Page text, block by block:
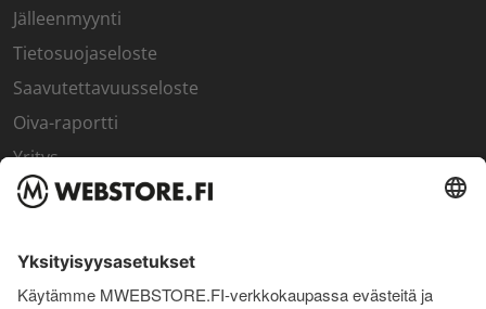
Jälleenmyynti
Tietosuojaseloste
Saavutettavuusseloste
Oiva-raportti
Yritys
SISÄPIIRI
Sisäpiirin bonusohjelma